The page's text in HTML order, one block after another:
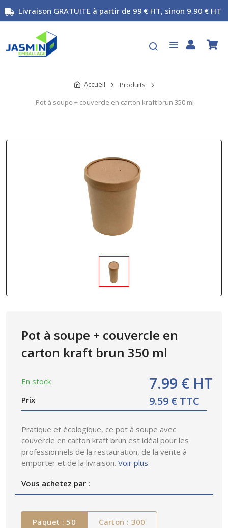
Livraison GRATUITE à partir de 99 € HT, sinon 9.90 € HT
Accueil
Produits
Pot à soupe + couvercle en carton kraft brun 350 ml
Pot à soupe + couvercle en
carton kraft brun 350 ml
En stock
Prix
7.99 € HT
9.59 € TTC
Pratique et écologique, ce pot à soupe avec
couvercle en carton kraft brun est idéal pour les
professionnels de la restauration, de la vente à
emporter et de la livraison. Voir plus
Vous achetez par :
Paquet : 50 Carton : 300